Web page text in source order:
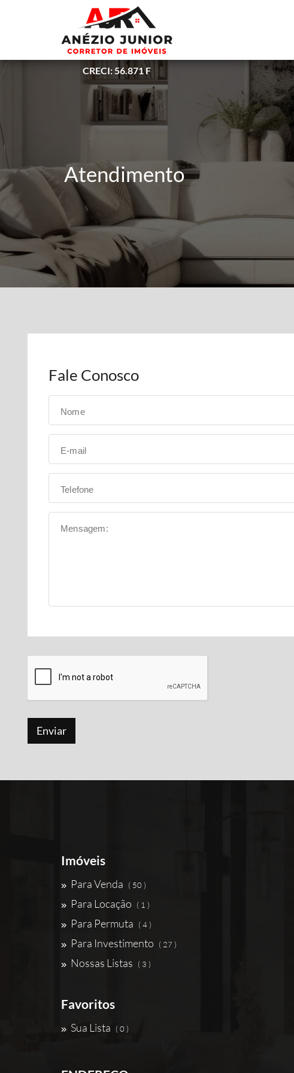
CRECI: 56.871 F
Atendimento
Fale Conosco
Nome
E-mail
Telefone
Mensagem:
Imóveis
Para Venda ( 50 )
Para Locação ( 1 )
Para Permuta ( 4 )
Para Investimento ( 27 )
Nossas Listas ( 3 )
Favoritos
Sua Lista ( 0 )